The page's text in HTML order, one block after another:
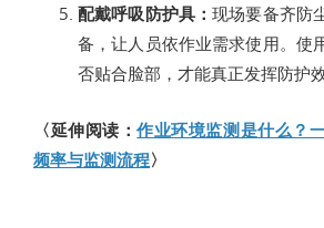
配戴呼吸防护具：现场要备齐防
备，让人员依作业需求使用。使
否贴合脸部，才能真正发挥防护效
〈延伸阅读：作业环境监测是什么？
频率与监测流程〉